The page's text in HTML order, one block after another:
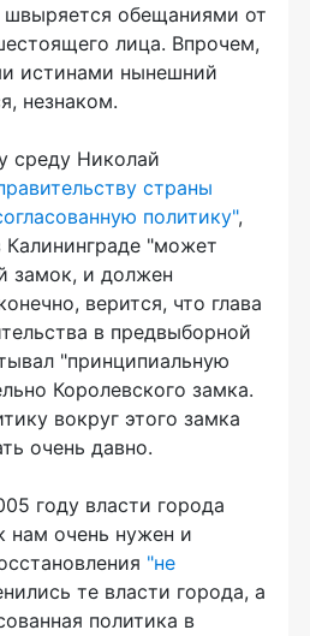
швыряется обещаниями от
лица. Впрочем,
истинами нынешний
незнаком.
среду Николай
страны
политику",
Калининграде "может
замок, и должен
верится, что глава
в предвыборной
"принципиальную
Королевского замка.
вокруг этого замка
очень давно.
году власти города
нам очень нужен и
"не
те власти города, а
политика в